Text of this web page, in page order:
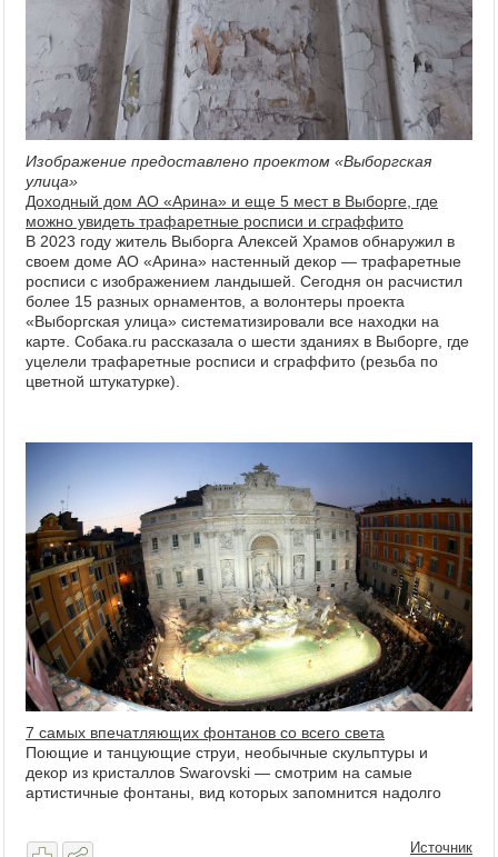
Изображение предоставлено проектом «Выборгская
улица»
Доходный дом АО «Арина» и еще 5 мест в Выборге, где
можно увидеть трафаретные росписи и сграффито
В 2023 году житель Выборга Алексей Храмов обнаружил в
своем доме АО «Арина» настенный декор — трафаретные
росписи с изображением ландышей. Сегодня он расчистил
более 15 разных орнаментов, а волонтеры проекта
«Выборгская улица» систематизировали все находки на
карте. Собака.ru рассказала о шести зданиях в Выборге, где
уцелели трафаретные росписи и сграффито (резьба по
цветной штукатурке).
7 самых впечатляющих фонтанов со всего света
Поющие и танцующие струи, необычные скульптуры и
декор из кристаллов Swarovski — смотрим на самые
артистичные фонтаны, вид которых запомнится надолго
Источник